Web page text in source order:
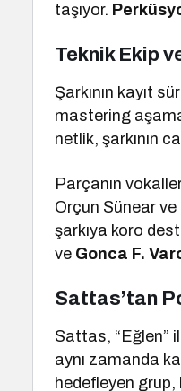
taşıyor.
Teknik Ekip
Şarkının kayıt
mastering
netlik, şarkının
Parçanın
Orçun Sünear
şarkıya koro
ve Gonca F.
Sattas’tan
Sattas, “Eğlen”
aynı zamanda
hedefleyen grup,